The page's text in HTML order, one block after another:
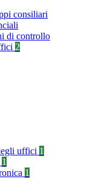
consiliari
di controllo
2
uffici 1
1
1